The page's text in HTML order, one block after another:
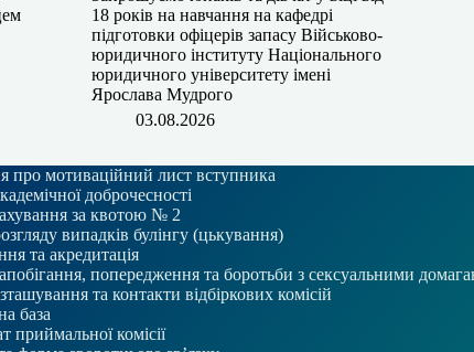
18 років на навчання на кафедрі
підготовки офіцерів запасу Військово-
юридичного інституту Національного
юридичного університету імені
Ярослава Мудрого
03.08.2026
про мотиваційний лист вступника
доброчесності
за квотою № 2
випадків булінгу (цькування)
та акредитація
попередження та боротьби з сексуальними
та контакти відбіркових комісій
база
приймальної комісії